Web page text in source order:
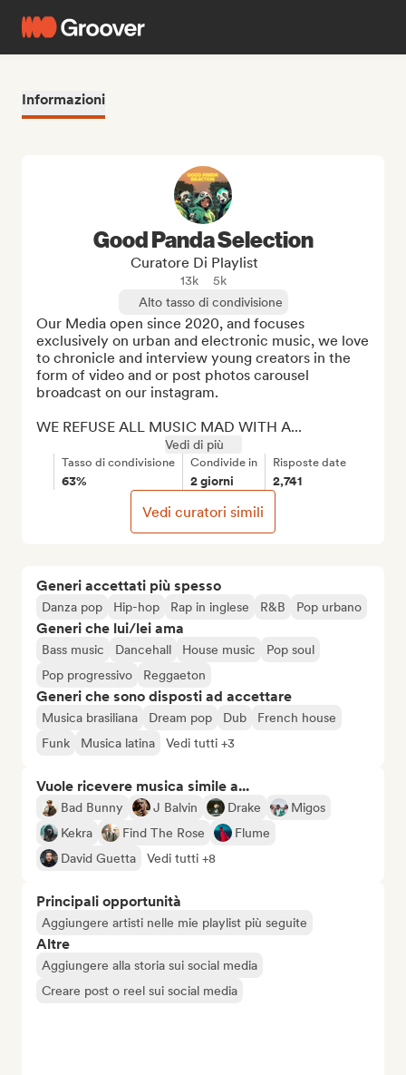
Informazioni
Generi accettati più spesso
Danza pop Hip-hop Rap in inglese R&B Pop urbano
Generi che lui/lei ama
Bass music Dancehall House music
Pop soul
Pop progressivo
Reggaeton
Generi che sono disposti ad accettare
Musica brasiliana Dream pop Dub
French house
Funk
Musica latina Vedi tutti +3
Vuole ricevere musica simile a...
Bad Bunny J Balvin Drake
Migos
Kekra
Find The Rose
Flume
David Guetta
Vedi tutti +8
Principali opportunità
Aggiungere artisti nelle mie playlist più seguite
Altre
Aggiungere alla storia sui social media
Creare post o reel sui social media
Good Panda Selection
Curatore Di Playlist
13k
5k
Alto tasso di condivisione
Our Media open since 2020, and focuses
exclusively on urban and electronic music, we love
to chronicle and interview young creators in the
form of video and or post photos carousel
broadcast on our instagram.
WE REFUSE ALL MUSIC MAD WITH A...
Vedi di più
Tasso di condivisione
63%
Condivide in
2 giorni
Risposte date
2,741
Vedi curatori simili